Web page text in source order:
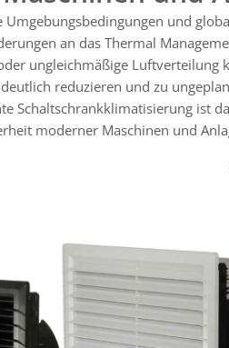
Vermeidung von Hotspots ohne
Kondensationsschutz,
(ca. 30–800 W, IP66+)
auch in kleinen Stückzahlen – von der
und
an das Thermal
ungleichmäßige Luftverteilung
reduzieren und zu
Schaltschrankklimatisierung ist
moderner Maschinen und